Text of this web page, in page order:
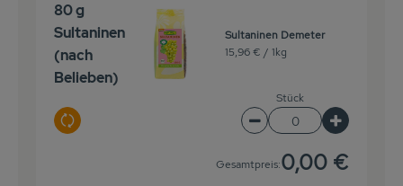
80 g
Sultaninen
(nach
Belieben)
Auswahl ändern
Sultaninen Demeter
15,96 € / 1kg
Stück
Artikelanzahl
Gesamtpreis:0,00 €